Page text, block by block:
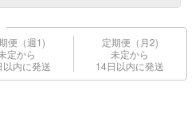
便（週1)
定から
以内に発送
定期便（月2)
未定から
14日以内に発送